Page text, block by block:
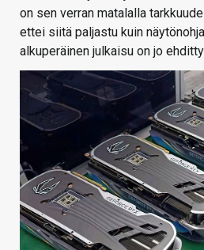
on sen verran matalalla
ettei siitä paljastu kuin
alkuperäinen julkaisu on jo